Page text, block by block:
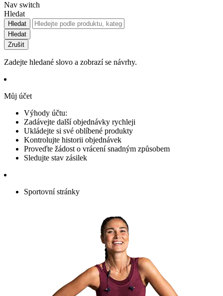
Nav switch
Hledat
Hledat
Hledat
Zrušit
Zadejte hledané slovo a zobrazí se návrhy.
Můj účet
Výhody účtu:
Zadávejte další objednávky rychleji
Ukládejte si své oblíbené produkty
Kontrolujte historii objednávek
Proveďte žádost o vrácení snadným způsobem
Sledujte stav zásilek
Sportovní stránky